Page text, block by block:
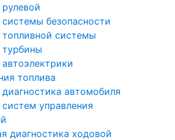
безопасности
системы
турбины
топлива
автомобиля
управления
диагностика ходовой